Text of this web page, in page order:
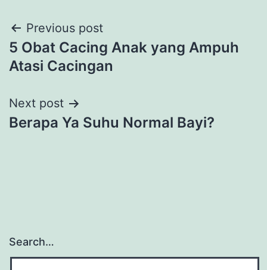
Post
navigation
Previous post
5 Obat Cacing Anak yang Ampuh
Atasi Cacingan
Next post
Berapa Ya Suhu Normal Bayi?
Search…